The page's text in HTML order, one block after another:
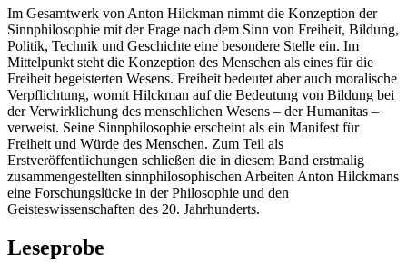
Im Gesamtwerk von Anton Hilckman nimmt die Konzeption der
Sinnphilosophie mit der Frage nach dem Sinn von Freiheit, Bildung,
Politik, Technik und Geschichte eine besondere Stelle ein. Im
Mittelpunkt steht die Konzeption des Menschen als eines für die
Freiheit begeisterten Wesens. Freiheit bedeutet aber auch moralische
Verpflichtung, womit Hilckman auf die Bedeutung von Bildung bei
der Verwirklichung des menschlichen Wesens – der Humanitas –
verweist. Seine Sinnphilosophie erscheint als ein Manifest für
Freiheit und Würde des Menschen. Zum Teil als
Erstveröffentlichungen schließen die in diesem Band erstmalig
zusammengestellten sinnphilosophischen Arbeiten Anton Hilckmans
eine Forschungslücke in der Philosophie und den
Geisteswissenschaften des 20. Jahrhunderts.
Leseprobe